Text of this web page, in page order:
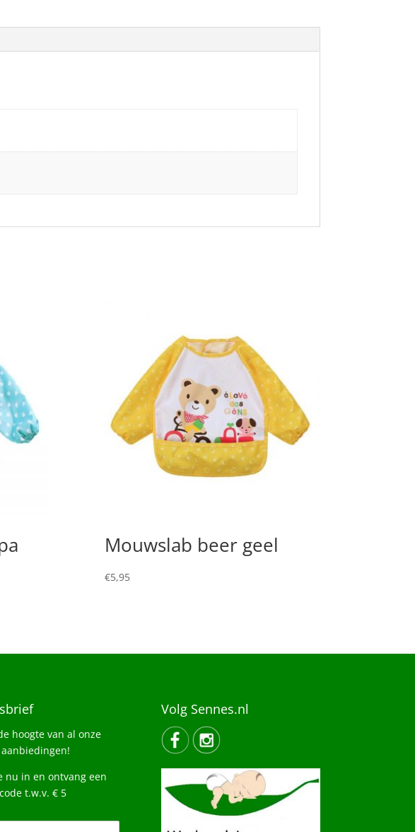
Mouwslab beer geel
€5,95
hoogte van al onze
nu in en ontvang een
t.w.v. € 5
Volg Sennes.nl